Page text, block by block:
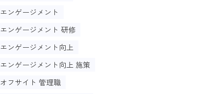
エンゲージメント
エンゲージメント 研修
エンゲージメント向上
エンゲージメント向上 施策
オフサイト 管理職